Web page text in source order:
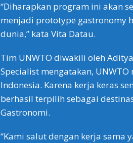
“Diharapkan program ini akan
menjadi prototype gastronomy
dunia,” kata Vita Datau.
Tim UNWTO diwakili oleh
Specialist mengatakan,
Indonesia. Karena kerja keras
berhasil terpilih sebagai
Gastronomi.
“Kami salut dengan kerja sama